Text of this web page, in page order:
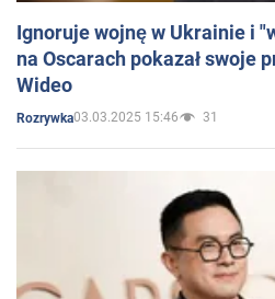
Ignoruje wojnę w Ukrainie i
na Oscarach pokazał swoje
Wideo
Rozrywka03.03.2025 15:46 31